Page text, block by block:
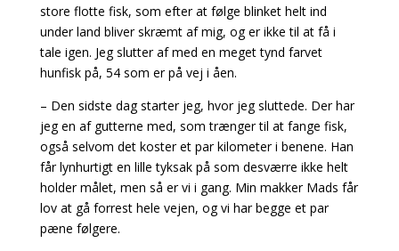
store flotte fisk, som efter at følge blinket helt ind
under land bliver skræmt af mig, og er ikke til at få i
tale igen. Jeg slutter af med en meget tynd farvet
hunfisk på, 54 som er på vej i åen.
– Den sidste dag starter jeg, hvor jeg sluttede. Der har
jeg en af gutterne med, som trænger til at fange fisk,
også selvom det koster et par kilometer i benene. Han
får lynhurtigt en lille tyksak på som desværre ikke helt
holder målet, men så er vi i gang. Min makker Mads får
lov at gå forrest hele vejen, og vi har begge et par
pæne følgere.